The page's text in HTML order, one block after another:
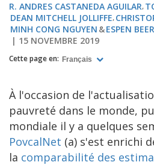
R. ANDRES CASTANEDA AGUILAR
DEAN MITCHELL JOLLIFFE
MINH CONG NGUYEN
ESPEN
15 NOVEMBRE 2019
Cette page en: Français
À l'occasion de
pauvreté dans le monde,
mondiale il y a quelques
PovcalNet (a) s'est enrichi
la comparabilité des